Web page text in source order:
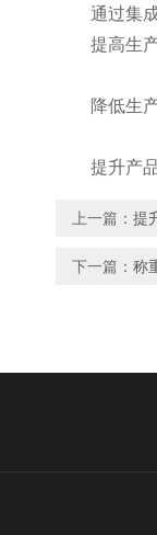
通过集成
提高生产
降低生产
提升产品
上一篇： 提
下一篇： 称